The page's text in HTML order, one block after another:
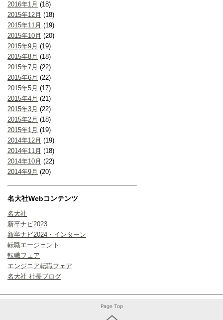
2016年1月 (18)
2015年12月 (18)
2015年11月 (19)
2015年10月 (20)
2015年9月 (19)
2015年8月 (18)
2015年7月 (22)
2015年6月 (22)
2015年5月 (17)
2015年4月 (21)
2015年3月 (22)
2015年2月 (18)
2015年1月 (19)
2014年12月 (19)
2014年11月 (18)
2014年10月 (22)
2014年9月 (20)
名大社Webコンテンツ
名大社
新卒ナビ2023
新卒ナビ2024・インターン
転職エージェント
転職フェア
エンジニア転職フェア
名大社 社長ブログ